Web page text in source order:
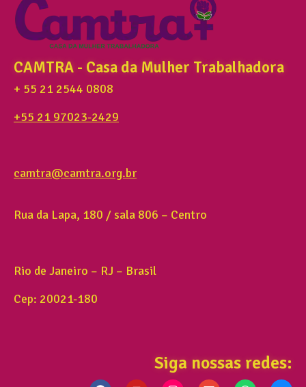
CAMTRA - Casa da Mulher Trabalhadora
+ 55 21 2544 0808
+55 21 97023-2429
camtra@camtra.org.br
Rua da Lapa, 180 / sala 806 – Centro
Rio de Janeiro – RJ – Brasil
Cep: 20021-180
Siga nossas redes: